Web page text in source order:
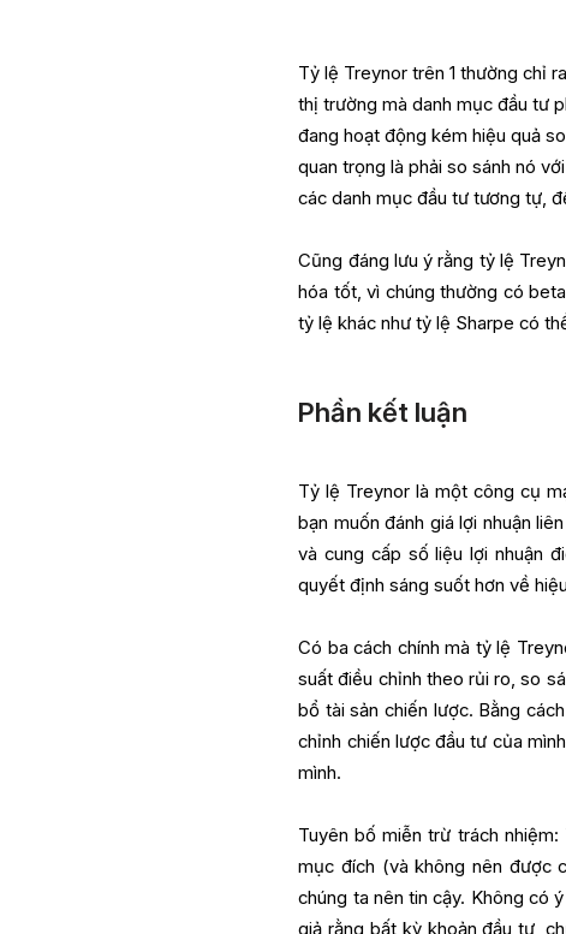
Tỷ lệ Treynor trên 1 thường chỉ
thị trường mà danh mục đầu tư
đang hoạt động kém hiệu quả
quan trọng là phải so sánh nó
các danh mục đầu tư tương tự,
Cũng đáng lưu ý rằng tỷ lệ
hóa tốt, vì chúng thường có
tỷ lệ khác như tỷ lệ Sharpe có
Phần kết luận
Tỷ lệ Treynor là một công cụ
bạn muốn đánh giá lợi nhuận
và cung cấp số liệu lợi nhuận
quyết định sáng suốt hơn về
Có ba cách chính mà tỷ lệ
suất điều chỉnh theo rủi ro, so
bổ tài sản chiến lược. Bằng
chỉnh chiến lược đầu tư của
mình.
Tuyên bố miễn trừ trách
mục đích (và không nên được
chúng ta nên tin cậy. Không có